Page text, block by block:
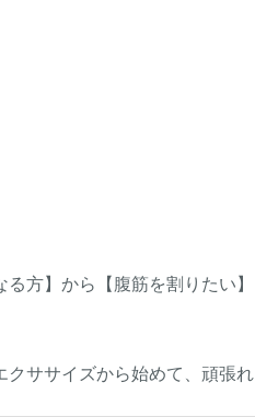
る方】から【腹筋を割りたい
クササイズから始めて、頑張